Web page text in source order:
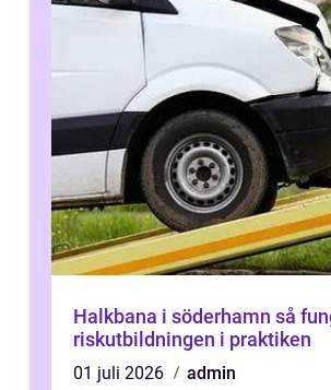
Halkbana i söderhamn så fungerar
riskutbildningen i praktiken
01 juli 2026
admin